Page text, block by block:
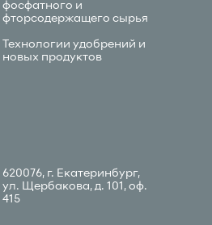
фосфатного и
фторсодержащего сырья
Технологии удобрений и
новых продуктов
620076, г. Екатеринбург,
ул. Щербакова, д. 101, оф.
415